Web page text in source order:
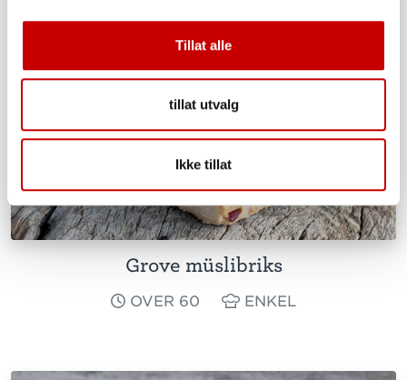
Tillat alle
tillat utvalg
Ikke tillat
Grove müslibriks
OVER 60 ENKEL